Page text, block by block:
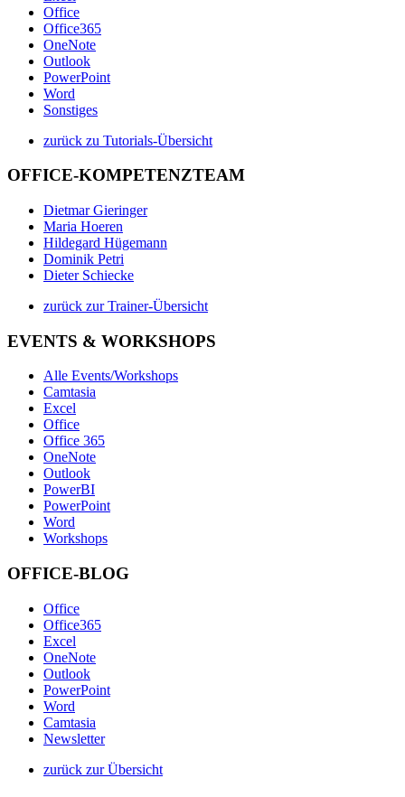
Office
Office365
OneNote
Outlook
PowerPoint
Word
Sonstiges
zurück zu Tutorials-Übersicht
OFFICE-KOMPETENZTEAM
Dietmar Gieringer
Maria Hoeren
Hildegard Hügemann
Dominik Petri
Dieter Schiecke
zurück zur Trainer-Übersicht
EVENTS & WORKSHOPS
Alle Events/Workshops
Camtasia
Excel
Office
Office 365
OneNote
Outlook
PowerBI
PowerPoint
Word
Workshops
OFFICE-BLOG
Office
Office365
Excel
OneNote
Outlook
PowerPoint
Word
Camtasia
Newsletter
zurück zur Übersicht